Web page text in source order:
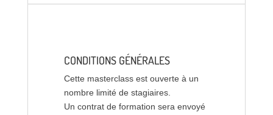
CONDITIONS GÉNÉRALES
Cette masterclass est ouverte à un
nombre limité de stagiaires.
Un contrat de formation sera envoyé